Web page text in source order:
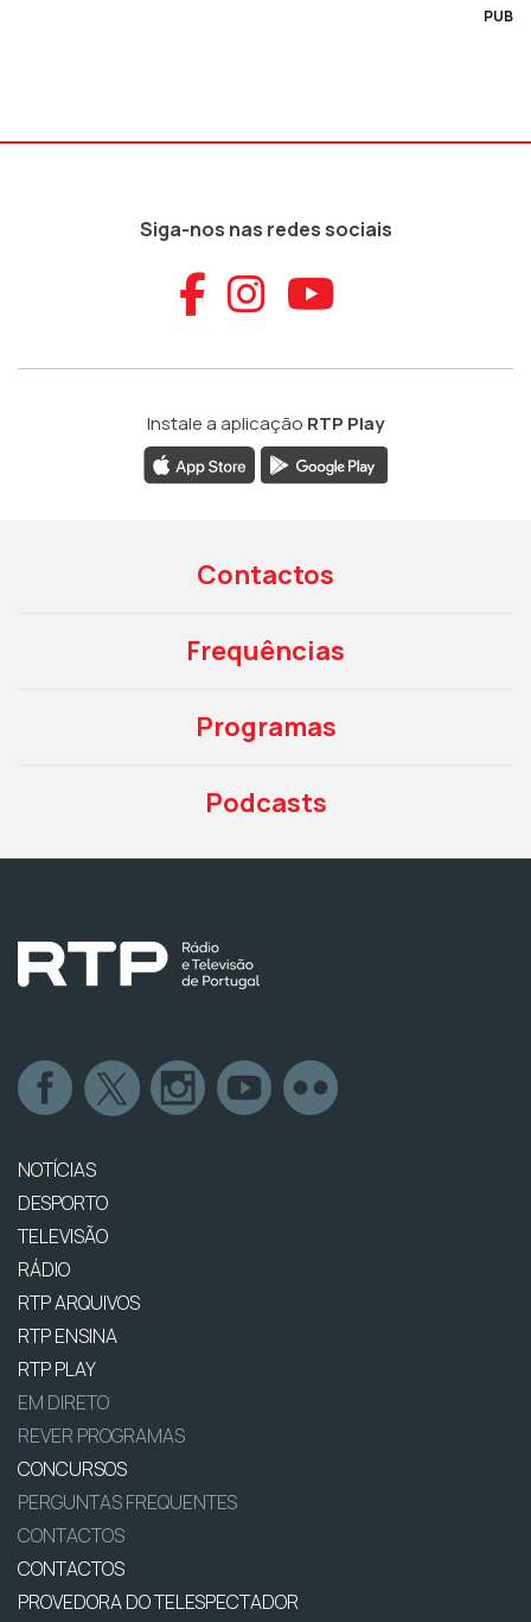
PUB
Siga-nos nas redes sociais
Aceder ao
Aceder ao
Aceder
Instale a aplicação RTP Play
Contactos
Frequências
Programas
Podcasts
NOTÍCIAS
DESPORTO
TELEVISÃO
RÁDIO
RTP ARQUIVOS
RTP ENSINA
RTP PLAY
EM DIRETO
REVER PROGRAMAS
CONCURSOS
PERGUNTAS FREQUENTES
CONTACTOS
CONTACTOS
PROVEDORA DO TELESPECTADOR